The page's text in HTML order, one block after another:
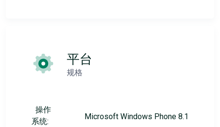
平台
规格
操作
系统:
Microsoft Windows Phone 8.1